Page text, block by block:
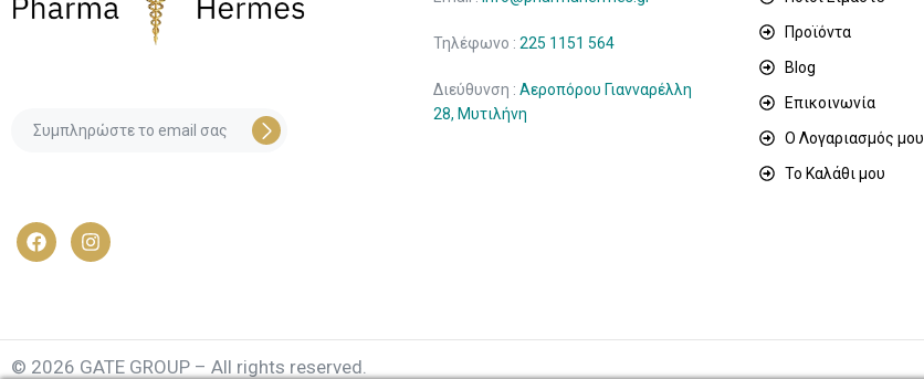
Τηλέφωνο : 225 1151 564
Διεύθυνση : Αεροπόρου Γιανναρέλλη
28, Μυτιλήνη
Προϊόντα
Blog
Επικοινωνία
Ο Λογαριασμός μου
Το Καλάθι μου
© 2026 GATE GROUP – All rights reserved.